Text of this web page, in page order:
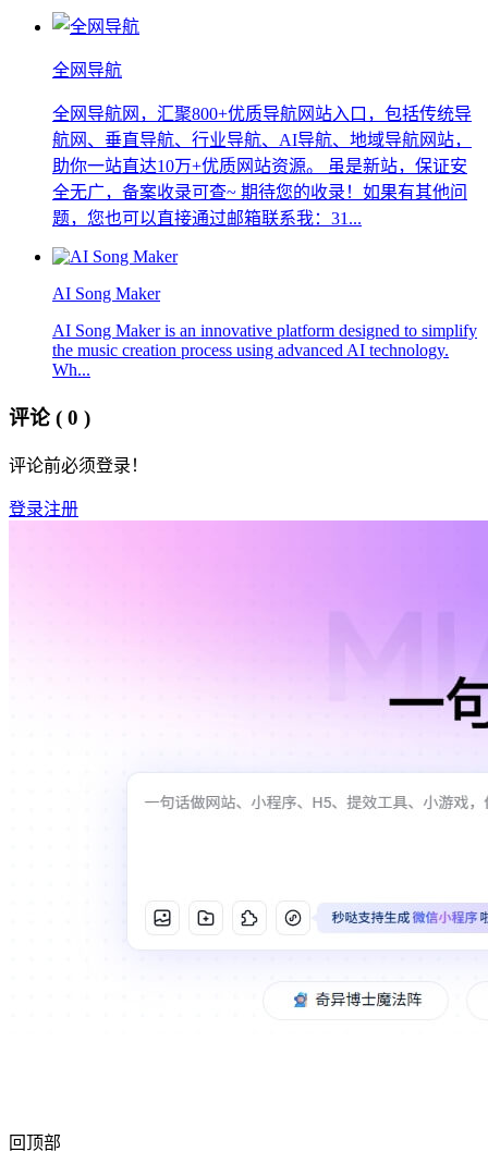
全网导航
全网导航网，汇聚800+优质导航网站入口，包括传统导
航网、垂直导航、行业导航、AI导航、地域导航网站，
助你一站直达10万+优质网站资源。 虽是新站，保证安
全无广，备案收录可查~ 期待您的收录！如果有其他问
题，您也可以直接通过邮箱联系我：31...
AI Song Maker
AI Song Maker is an innovative platform designed to simplify
the music creation process using advanced AI technology.
Wh...
评论 ( 0 )
评论前必须登录！
登录注册
回顶部